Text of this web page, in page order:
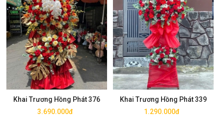
Khai Trương Hồng Phát 376
3.690.000đ
Mua ngay
Khai Trương Hồng Phát 339
1.290.000đ
Mua ngay